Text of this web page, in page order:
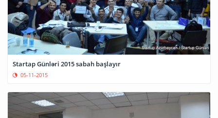
Startap Günləri 2015 sabah başlayır
05-11-2015